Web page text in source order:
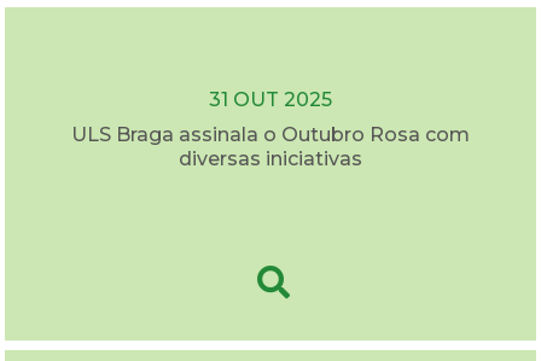
31 OUT 2025
ULS Braga assinala o Outubro Rosa com
diversas iniciativas